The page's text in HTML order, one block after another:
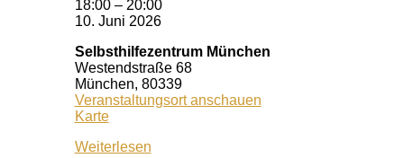
18:00 – 20:00
10. Juni 2026
Selbsthilfezentrum München
Westendstraße 68
München, 80339
Veranstaltungsort anschauen
KarteSelbsthilfezentrum
Weiterlesen